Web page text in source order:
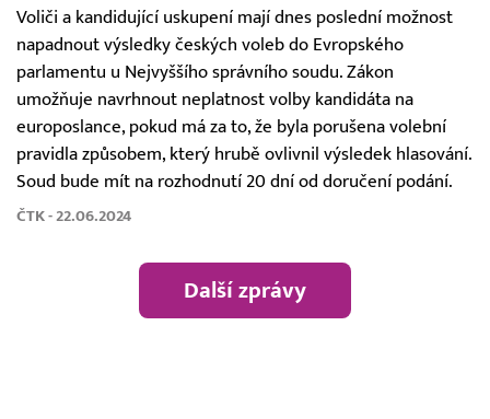
Voliči a kandidující uskupení mají dnes poslední možnost
napadnout výsledky českých voleb do Evropského
parlamentu u Nejvyššího správního soudu. Zákon
umožňuje navrhnout neplatnost volby kandidáta na
europoslance, pokud má za to, že byla porušena volební
pravidla způsobem, který hrubě ovlivnil výsledek hlasování.
Soud bude mít na rozhodnutí 20 dní od doručení podání.
ČTK - 22.06.2024
Další zprávy